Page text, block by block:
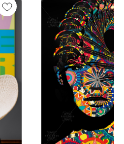
ПТ 9-
— по
и
)
нам, и